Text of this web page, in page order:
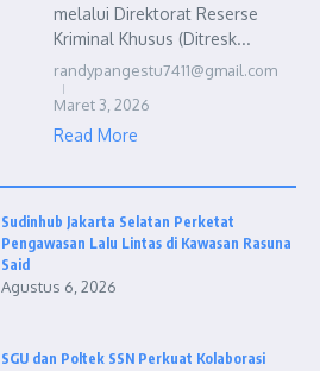
melalui Direktorat Reserse
Kriminal Khusus (Ditresk...
randypangestu7411@gmail.com
Maret 3, 2026
Read More
Sudinhub Jakarta Selatan Perketat
Pengawasan Lalu Lintas di Kawasan Rasuna
Said
Agustus 6, 2026
SGU dan Poltek SSN Perkuat Kolaborasi